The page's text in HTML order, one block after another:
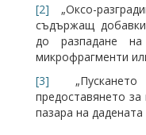
[2] „Оксо-
съдържащ
до разпадане
микрофрагменти
[3]
предоставянето
пазара на